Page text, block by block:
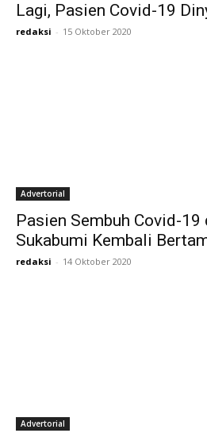
Lagi, Pasien Covid-19
redaksi - 15 Oktober 2020
Advertorial
Pasien Sembuh Covid-19
Sukabumi Kembali
redaksi - 14 Oktober 2020
Advertorial